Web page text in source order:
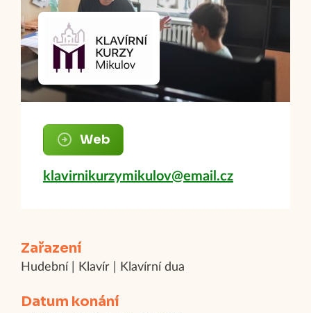
Web
klavirnikurzymikulov@email.cz
Zařazení
Hudební | Klavír | Klavírní dua
Datum konání